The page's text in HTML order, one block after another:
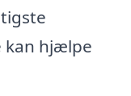
kan hjælpe